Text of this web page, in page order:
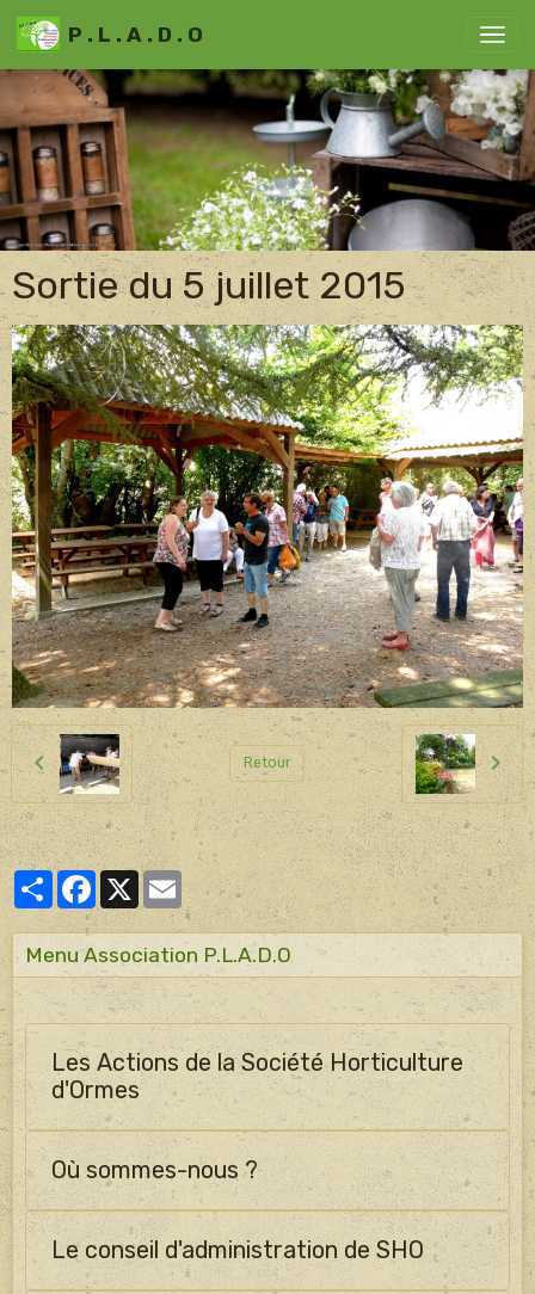
P . L . A . D . O
Sortie du 5 juillet 2015
Retour
PartagerFacebook
X Email
Menu Association P.L.A.D.O
Les Actions de la Société Horticulture
d'Ormes
Où sommes-nous ?
Le conseil d'administration de SHO